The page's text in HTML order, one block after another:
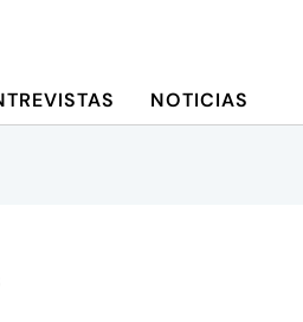
NOTICIAS